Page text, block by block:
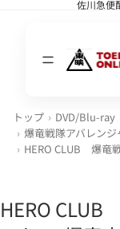
佐川急便
トップ DVD/Blu-ray
爆竜戦隊アバレンジ
HERO CLUB 爆竜
HERO